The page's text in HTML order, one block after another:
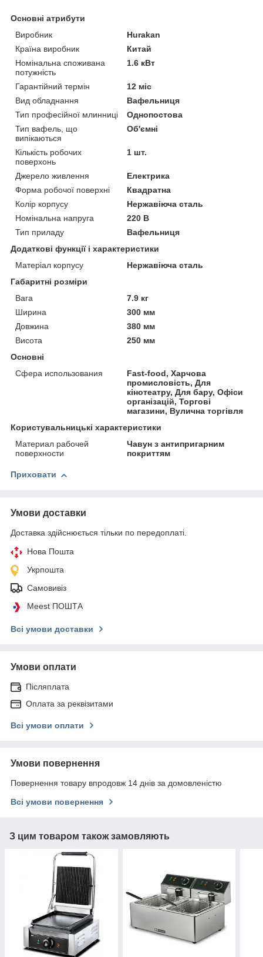
Основні атрибути
Виробник
Hurakan
Країна виробник
Китай
Номінальна споживана
потужність
1.6 кВт
Гарантійний термін
12 міс
Вид обладнання
Вафельниця
Тип професійної млинниці
Однопостова
Тип вафель, що
випікаються
Об'ємні
Кількість робочих
поверхонь
1 шт.
Джерело живлення
Електрика
Форма робочої поверхні
Квадратна
Колір корпусу
Нержавіюча сталь
Номінальна напруга
220 В
Тип приладу
Вафельниця
Додаткові функції і характеристики
Матеріал корпусу
Нержавіюча сталь
Габаритні розміри
Вага
7.9 кг
Ширина
300 мм
Довжина
380 мм
Висота
250 мм
Основні
Сфера использования
Fast-food, Харчова
промисловість, Для
кінотеатру, Для бару, Офіси
організацій, Торгові
магазини, Вулична торгівля
Користувальницькі характеристики
Материал рабочей
поверхности
Чавун з антипригарним
покриттям
Приховати
Умови доставки
Доставка здійснюється тільки по передоплаті.
Нова Пошта
Укрпошта
Самовивіз
Meest ПОШТА
Всі умови доставки
Умови оплати
Післяплата
Оплата за реквізитами
Всі умови оплати
Умови повернення
Повернення товару впродовж 14 днів за домовленістю
Всі умови повернення
З цим товаром також замовляють